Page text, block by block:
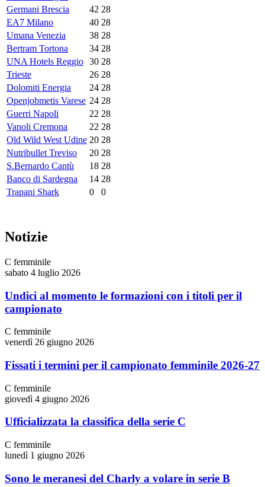
Germani Brescia
42 28
EA7 Milano
40 28
Umana Venezia
38 28
Bertram Tortona
34 28
UNA Hotels Reggio 30 28
Trieste
26 28
Dolomiti Energia
24 28
Openjobmetis Varese 24 28
Guerri Napoli
22 28
Vanoli Cremona
22 28
Old Wild West Udine 20 28
Nutribullet Treviso
20 28
S.Bernardo Cantù
18 28
Banco di Sardegna
14 28
Trapani Shark
0 0
Notizie
C femminile
sabato 4 luglio 2026
Undici al momento le formazioni con i titoli per il
campionato
C femminile
venerdì 26 giugno 2026
Fissati i termini per il campionato femminile 2026-27
C femminile
giovedì 4 giugno 2026
Ufficializzata la classifica della serie C
C femminile
lunedì 1 giugno 2026
Sono le meranesi del Charly a volare in serie B